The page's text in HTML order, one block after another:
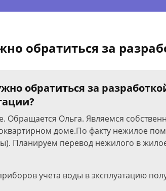
обратиться за
обратиться за
Обращается Ольга. Являемся
доме.По факту нежилое
Планируем перевод нежилого в
учета воды в эксплуатацию